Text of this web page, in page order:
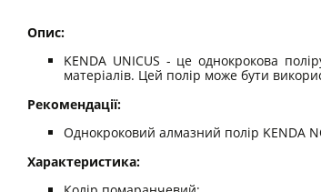
Опис:
KENDA UNICUS - це однокрокова
матеріалів. Цей полір може бути
Рекомендації:
Однокроковий алмазний полір KENDA
Характеристика: